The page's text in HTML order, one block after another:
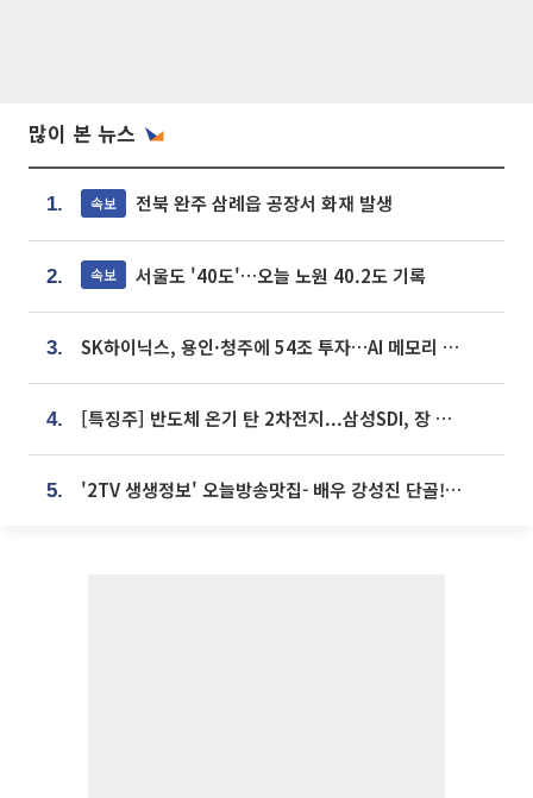
많이 본 뉴스
1. 속보 전북 완주 삼례읍 공장서 화재 발생
2. 속보 서울도 '40도'…오늘 노원 40.2도 기록
3. SK하이닉스, 용인·청주에 54조 투자…AI 메모리 생산기지 키운다
4. [특징주] 반도체 온기 탄 2차전지...삼성SDI, 장 초반 7% 넘게 껑충
5. '2TV 생생정보' 오늘방송맛집- 배우 강성진 단골! 쌀국수ㆍ푸팟퐁 커리 맛집 '블○○○'